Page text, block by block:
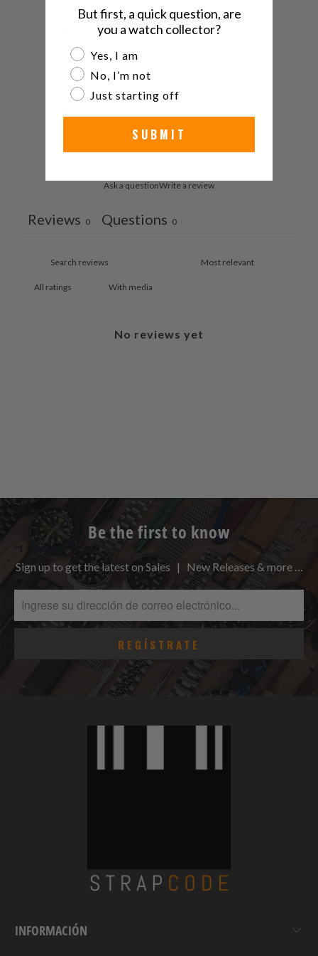
Ask a questionWrite a review
Reviews 0 Questions 0
With media
No reviews yet
Be the first to know
Sign up to get the latest on Sales | New Releases & more …
INFORMACIÓN
But first, a quick question, are
you a watch collector?
Are you a watch collector?
Yes, I am
No, I’m not
Just starting off
SUBMIT